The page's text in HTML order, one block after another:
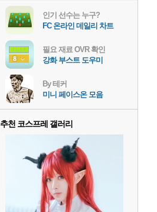
인기 선수는 누구?
FC 온라인 데일리 차트
필요 재료 OVR 확인
강화 부스트 도우미
By 테커
미니 페이스온 모음
추천 코스프레 갤러리